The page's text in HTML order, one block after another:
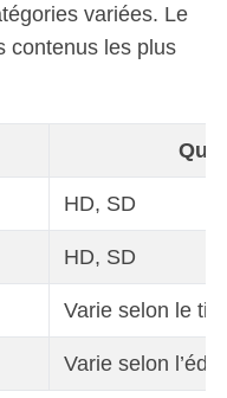
variées. Le
contenus les plus
HD, SD
HD, SD
Varie selon le
Varie selon